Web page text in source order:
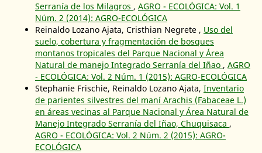
Serranía de los Milagros , AGRO - ECOLÓGICA: Vol. 1
Núm. 2 (2014): AGRO-ECOLÓGICA
Reinaldo Lozano Ajata, Cristhian Negrete , Uso del
suelo, cobertura y fragmentación de bosques
montanos tropicales del Parque Nacional y Área
Natural de manejo Integrado Serranía del Iñao , AGRO
- ECOLÓGICA: Vol. 2 Núm. 1 (2015): AGRO-ECOLÓGICA
Stephanie Frischie, Reinaldo Lozano Ajata, Inventario
de parientes silvestres del maní Arachis (Fabaceae L.)
en áreas vecinas al Parque Nacional y Área Natural de
Manejo Integrado Serranía del Iñao, Chuquisaca ,
AGRO - ECOLÓGICA: Vol. 2 Núm. 2 (2015): AGRO-
ECOLÓGICA